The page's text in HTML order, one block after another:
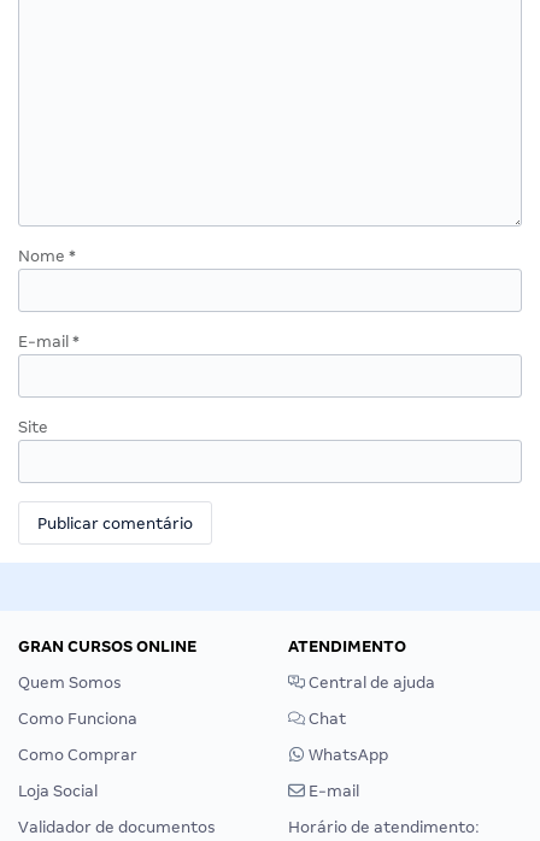
Nome *
E-mail *
Site
GRAN CURSOS ONLINE
Quem Somos
Como Funciona
Como Comprar
Loja Social
Validador de documentos
ATENDIMENTO
Central de ajuda
Chat
WhatsApp
E-mail
Horário de atendimento: